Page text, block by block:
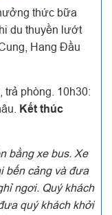
thức bữa
du thuyền lướt
Hang Đầu
trả phòng. 10h30:
Kết thúc
bằng xe bus. Xe
bến cảng và đưa
ngơi. Quý khách
quý khách khởi